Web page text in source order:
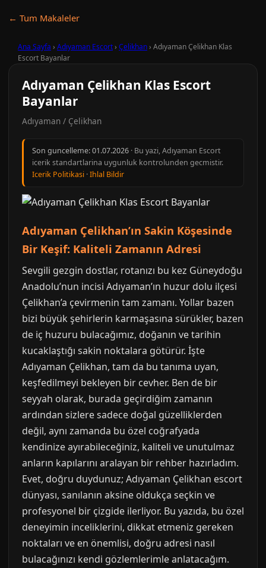
← Tum Makaleler
Ana Sayfa › Adıyaman Escort› Çelikhan› Adıyaman Çelikhan Klas
Escort Bayanlar
Adıyaman Çelikhan Klas Escort
Bayanlar
Adıyaman / Çelikhan
Son guncelleme:01.07.2026 · Bu yazi, Adıyaman Escort
icerik standartlarina uygunluk kontrolunden gecmistir.
Icerik Politikasi ·Ihlal Bildir
Adıyaman Çelikhan’ın Sakin Köşesinde
Bir Keşif: Kaliteli Zamanın Adresi
Sevgili gezgin dostlar, rotanızı bu kez Güneydoğu
Anadolu’nun incisi Adıyaman’ın huzur dolu ilçesi
Çelikhan’a çevirmenin tam zamanı. Yollar bazen
bizi büyük şehirlerin karmaşasına sürükler, bazen
de iç huzuru bulacağımız, doğanın ve tarihin
kucaklaştığı sakin noktalara götürür. İşte
Adıyaman Çelikhan, tam da bu tanıma uyan,
keşfedilmeyi bekleyen bir cevher. Ben de bir
seyyah olarak, burada geçirdiğim zamanın
ardından sizlere sadece doğal güzelliklerden
değil, aynı zamanda bu özel coğrafyada
kendinize ayırabileceğiniz, kaliteli ve unutulmaz
anların kapılarını aralayan bir rehber hazırladım.
Evet, doğru duydunuz; Adıyaman Çelikhan escort
dünyası, sanılanın aksine oldukça seçkin ve
profesyonel bir çizgide ilerliyor. Bu yazıda, bu özel
deneyimin inceliklerini, dikkat etmeniz gereken
noktaları ve en önemlisi, doğru adresi nasıl
bulacağınızı kendi gözlemlerimle anlatacağım.